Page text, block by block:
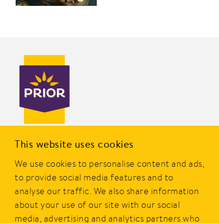
This website uses cookies
We use cookies to personalise content and ads,
to provide social media features and to
analyse our traffic. We also share information
about your use of our site with our social
media, advertising and analytics partners who
PRIOR er en av Norges mest kjente merkevarer innen
1977, og i dag tilbyr PRIOR et bredt utvalg av produkter av
kylling, kalkun og egg fra norske bønder.
PRIOR er alltid godt og gir smakfull, sunn, rask og enkel
mat i hverdagen.